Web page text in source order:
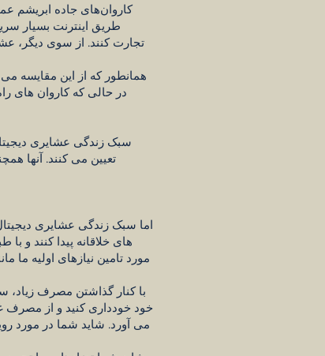
کاروان‌های جاده ابریشم
طریق اینترنت بسیار
تجارت کنند. از سوی دیگر،
همانطور که از این مقایسه
در حالی که کاروان های
سبک زندگی عشایری
تعیین می کنند. آنها
اما سبک زندگی عشایری
های خلاقانه پیدا کنند و
مورد تامین نیازهای اولیه ما
با کنار گذاشتن مصرف زیاد،
خود خودداری کنید و از مصرف
می آورد. شاید شما در مورد